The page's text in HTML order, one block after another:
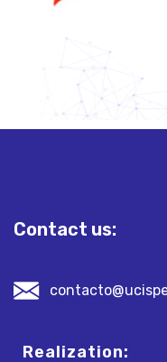
Contact us:
Realization: